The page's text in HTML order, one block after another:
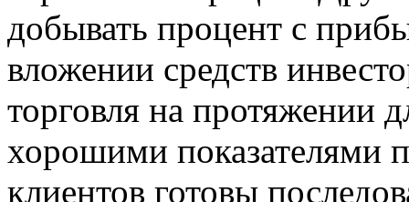
добывать процент с
вложении средств
торговля на протяжении
хорошими показателями
клиентов готовы